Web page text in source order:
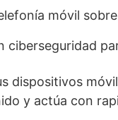
móvil
ciberseguridad
dispositivos
y actúa con